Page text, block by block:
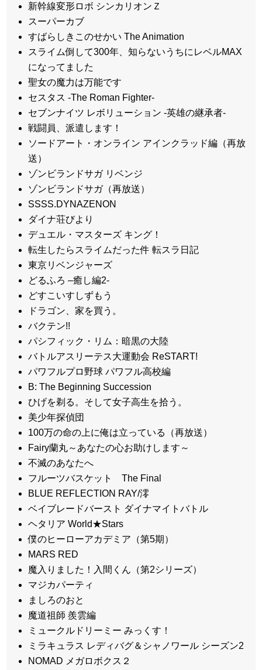
新幹線変形ロボ シンカリオンＺ
スーパーカブ
すばらしきこのせかい The Animation
スライム倒して300年、知らないうちにレベルMAX
になってました
聖女の魔力は万能です
セスタス -The Roman Fighter-
セブンナイツ レボリューション -英雄の継承者-
戦闘員、派遣します！
ソードアート・オンライン アインクラッド編（再放
送）
ゾンビランドサガ リベンジ
ゾンビランドサガ（再放送）
SSSS.DYNAZENON
ダイナ荘びより
デュエル・マスターズ キング！
転生したらスライムだった件 転スラ日記
東京リベンジャーズ
どるふろ –癒し編2-
どすこいすしずもう
ドラゴン、家を買う。
バクテン!!
パシフィック・リム：暗黒の大陸
バトルアスリーテス大運動会 ReSTART!
パワフルプロ野球 パワフル高校編
B: The Beginning Succession
ひげを剃る。そして女子高生を拾う。
美少年探偵団
100万の命の上に俺は立っている（再放送）
Fairy蘭丸～あなたの心お助けします～
不滅のあなたへ
フルーツバスケット The Final
BLUE REFLECTION RAY/澪
ベイブレードバースト ダイナマイトバトル
ヘタリア World★Stars
僕のヒーローアカデミア（第5期）
MARS RED
魔入りました！入間くん（第2シリーズ）
マジカパーティ
ましろのおと
魔道祖師 羨雲編
ミュークルドリーミー みっくす！
ミラキュラス レディバグ＆シャノワール シーズン2
NOMAD メガロボクス２